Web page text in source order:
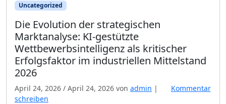
Uncategorized
Die Evolution der strategischen
Marktanalyse: KI-gestützte
Wettbewerbsintelligenz als kritischer
Erfolgsfaktor im industriellen Mittelstand
2026
April 24, 2026 / April 24, 2026 von admin |
Kommentar
schreiben